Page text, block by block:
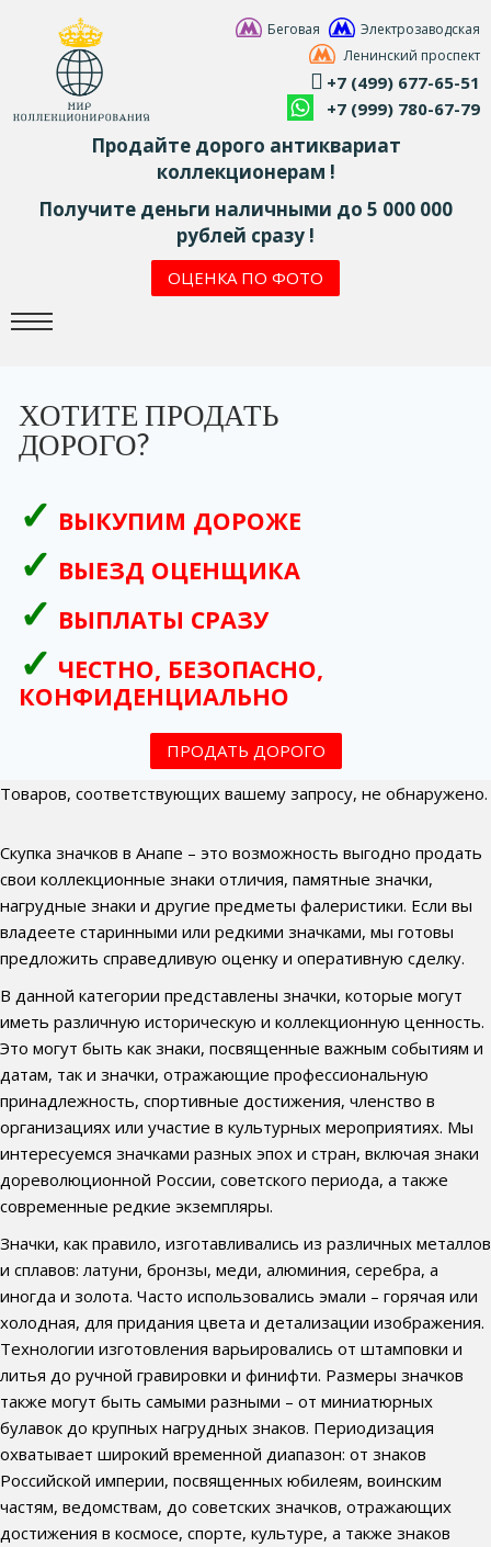
Беговая
Электрозаводская
Ленинский проспект
+7 (499) 677-65-51
+7 (999) 780-67-79
Продайте дорого антиквариат
коллекционерам !
Получите деньги наличными до 5 000 000
рублей сразу !
ОЦЕНКА ПО ФОТО
ХОТИТЕ ПРОДАТЬ
ДОРОГО?
ВЫКУПИМ ДОРОЖЕ
ВЫЕЗД ОЦЕНЩИКА
ВЫПЛАТЫ СРАЗУ
ЧЕСТНО, БЕЗОПАСНО,
КОНФИДЕНЦИАЛЬНО
ПРОДАТЬ ДОРОГО
Товаров, соответствующих вашему запросу, не обнаружено.
Скупка значков в Анапе – это возможность выгодно продать
свои коллекционные знаки отличия, памятные значки,
нагрудные знаки и другие предметы фалеристики. Если вы
владеете старинными или редкими значками, мы готовы
предложить справедливую оценку и оперативную сделку.
В данной категории представлены значки, которые могут
иметь различную историческую и коллекционную ценность.
Это могут быть как знаки, посвященные важным событиям и
датам, так и значки, отражающие профессиональную
принадлежность, спортивные достижения, членство в
организациях или участие в культурных мероприятиях. Мы
интересуемся значками разных эпох и стран, включая знаки
дореволюционной России, советского периода, а также
современные редкие экземпляры.
Значки, как правило, изготавливались из различных металлов
и сплавов: латуни, бронзы, меди, алюминия, серебра, а
иногда и золота. Часто использовались эмали – горячая или
холодная, для придания цвета и детализации изображения.
Технологии изготовления варьировались от штамповки и
литья до ручной гравировки и финифти. Размеры значков
также могут быть самыми разными – от миниатюрных
булавок до крупных нагрудных знаков. Периодизация
охватывает широкий временной диапазон: от знаков
Российской империи, посвященных юбилеям, воинским
частям, ведомствам, до советских значков, отражающих
достижения в космосе, спорте, культуре, а также знаков